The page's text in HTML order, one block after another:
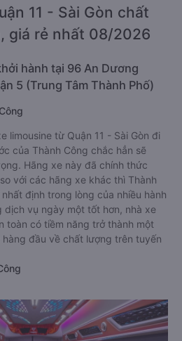
11 - Sài Gòn chất
giá rẻ nhất 08/2026
hành tại 96 An Dương
5 (Trung Tâm Thành Phố)
limousine từ Quận 11 - Sài Gòn đi
của Thành Công chắc hẳn sẽ
Hãng xe này đã chính thức
với các hãng xe khác thì Thành
định trong lòng của nhiều hành
dịch vụ ngày một tốt hơn, nhà xe
toàn có tiềm năng trở thành một
đầu về chất lượng trên tuyến